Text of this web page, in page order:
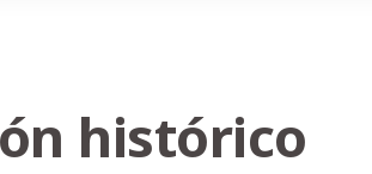
histórico